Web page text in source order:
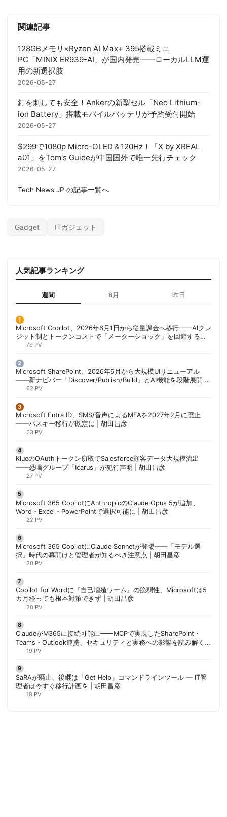
関連記事
128GBメモリ×Ryzen AI Max+ 395搭載ミニ
PC「MINIX ER939-AI」が国内発売——ローカルLLM運
用の新選択肢
2026-05-27
釘を刺しても安全！Ankerの新型セル「Neo Lithium-
ion Battery」搭載モバイルバッテリが予約受付開始
2026-05-27
$299で1080p Micro-OLED＆120Hz！「X by XREAL
a01」をTom's Guideが中国国外で唯一先行チェック
2026-05-27
Tech News JP の記事一覧へ
Gadget ITガジェット
人気記事ランキング
週間 8月 昨日
Microsoft Copilot、2026年6月1日から従量課金へ移行——AIクレ
ジット制とトークンコストで「メーターショック」を回避する方
法 | 胡田昌彦
79 PV
Microsoft SharePoint、2026年6月から大規模UIリニューアル
——新ナビバー「Discover/Publish/Build」とAI機能を段階展開 |
胡田昌彦
62 PV
Microsoft Entra ID、SMS/音声によるMFAを2027年2月に廃止
——パスキー移行が既定に | 胡田昌彦
53 PV
KlueのOAuthトークン窃取でSalesforce顧客データ大規模流出
——恐喝グループ「Icarus」が犯行声明 | 胡田昌彦
27 PV
Microsoft 365 CopilotにAnthropicのClaude Opus 5が追加、
Word・Excel・PowerPointで選択可能に | 胡田昌彦
22 PV
Microsoft 365 CopilotにClaude Sonnetが登場——「モデル選
択」時代の幕開けと管理者が知るべき注意点 | 胡田昌彦
20 PV
Copilot for Wordに『自己増殖ワーム』の脆弱性、Microsoftは5
カ月経っても根本対策できず | 胡田昌彦
20 PV
ClaudeがM365に接続可能に——MCPで実現したSharePoint・
Teams・Outlook連携、セキュリティと実務への影響を読み解く |
胡田昌彦
19 PV
SaRAが廃止、後継は「Get Help」コマンドラインツール — IT管
理者は今すぐ移行計画を | 胡田昌彦
18 PV